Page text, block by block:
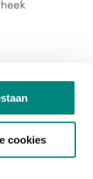
cookies
in België.
van de